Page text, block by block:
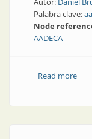
Palabra clave:
Node
AADECA
Read more